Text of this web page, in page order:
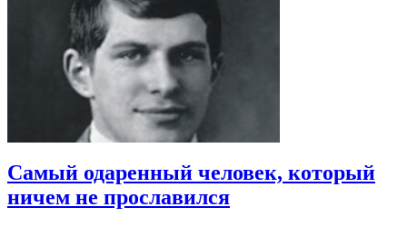
Самый одаренный человек, который
ничем не прославился